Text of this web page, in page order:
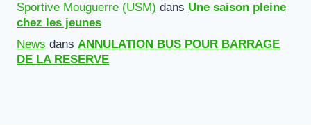
Sportive Mouguerre (USM) dans Une saison pleine
chez les jeunes
News dans ANNULATION BUS POUR BARRAGE
DE LA RESERVE